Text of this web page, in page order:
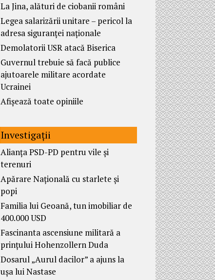
La Jina, alături de ciobanii români
Legea salarizării unitare – pericol la
adresa siguranței naționale
Demolatorii USR atacă Biserica
Guvernul trebuie să facă publice
ajutoarele militare acordate
Ucrainei
Afișează toate opiniile
Investigații
Alianța PSD-PD pentru vile și
terenuri
Apărare Națională cu starlete și
popi
Familia lui Geoană, tun imobiliar de
400.000 USD
Fascinanta ascensiune militară a
prințului Hohenzollern Duda
Dosarul „Aurul dacilor” a ajuns la
ușa lui Nastase